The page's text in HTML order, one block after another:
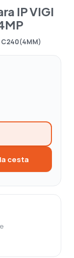
IP VIGI
C240(4MM)
cesta